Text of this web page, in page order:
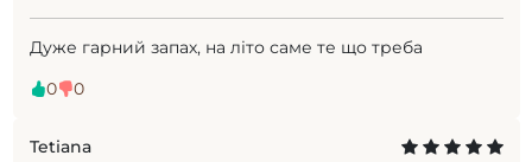
Дуже гарний запах, на літо саме те що треба
0
0
Tetiana